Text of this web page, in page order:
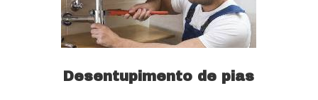
Desentupimento de pias